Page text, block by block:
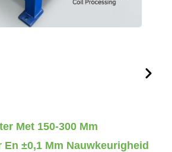
Met 150-300 Mm
±0,1 Mm Nauwkeurigheid